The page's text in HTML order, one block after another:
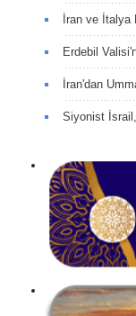
İran ve İtalya
Erdebil
İran'dan
Siyonist İsrail,